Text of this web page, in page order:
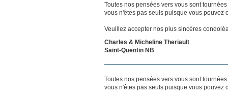
Toutes nos pensées vers vous sont
vous n'êtes pas seuls puisque vous pouvez
Veuillez accepter nos plus sincères
Charles & Micheline Theriault
Saint-Quentin NB
Toutes nos pensées vers vous sont
vous n'êtes pas seuls puisque vous pouvez